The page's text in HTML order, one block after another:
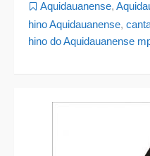
Aquidauanense,
hino Aquidauanense,
hino do Aquidauanense